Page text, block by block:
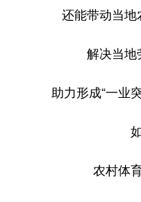
还能带动当地
解决当地
助力形成“一业
农村体